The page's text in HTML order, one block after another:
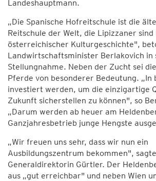
Landeshauptmann.
„Die Spanische Hofreitschule ist die
Reitschule der Welt, die Lipizzaner
österreichischer Kulturgeschichte",
Landwirtschaftsminister Berlakovich in
Stellungnahme. Neben der Zucht sei
Pferde von besonderer Bedeutung. „In
investiert werden, um die einzigartige
Zukunft sicherstellen zu können", so
„Darum werden ab heuer am
Ganzjahresbetrieb junge Hengste
„Wir freuen uns sehr, dass wir nun ein
Ausbildungszentrum bekommen", sagte
Generaldirektorin Gürtler. Der
aus „gut erreichbar" und neben Wien